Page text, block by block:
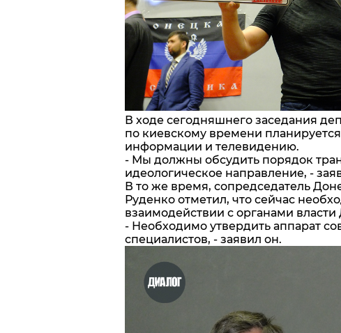
В ходе сегодняшнего заседания
по киевскому времени
информации и телевидению.
- Мы должны обсудить порядок
идеологическое направление, -
В то же время, сопредседатель
Руденко отметил, что сейчас
взаимодействии с органами
- Необходимо утвердить аппарат
специалистов, - заявил он.